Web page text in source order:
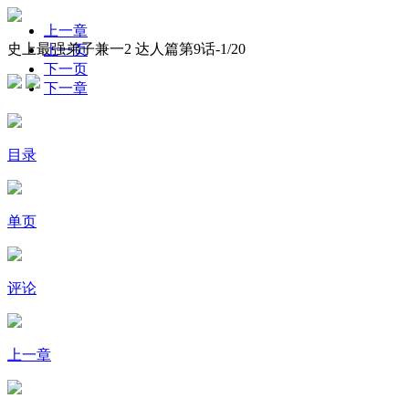
史上最强弟子兼一2 达人篇第9话-1/20
上一章
上一页
下一页
下一章
目录
单页
评论
上一章